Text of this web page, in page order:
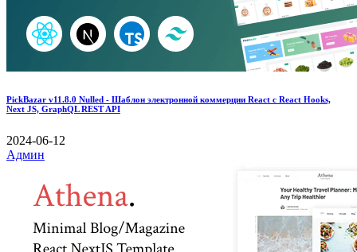
PickBazar v11.8.0 Nulled - Шаблон электронной коммерции React с React Hooks,
Next JS, GraphQL REST API
2024-06-12
Админ